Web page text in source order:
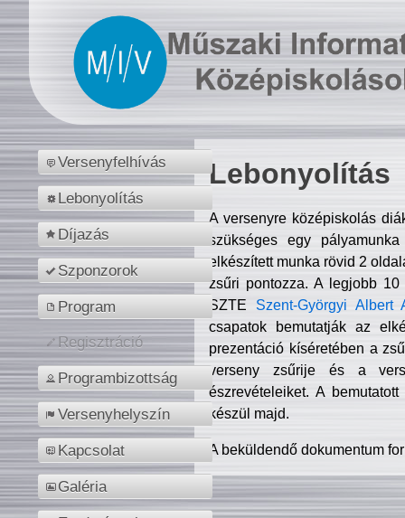
Versenyfelhívás
Lebonyolítás
Díjazás
Szponzorok
Program
Regisztráció
Programbizottság
Versenyhelyszín
Kapcsolat
Galéria
Lebonyolítás
A versenyre középiskolás
szükséges egy
elkészített munka rövid 2
zsűri pontozza. A legjobb
SZTE Szent-Györgyi Albert
csapatok bemutatják az
prezentáció kíséretében a
verseny zsűrije és a
észrevételeiket. A
készül majd.
A beküldendő dokumentum